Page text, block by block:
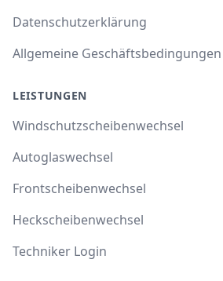
Datenschutzerklärung
Allgemeine Geschäftsbedingungen
LEISTUNGEN
Windschutzscheibenwechsel
Autoglaswechsel
Frontscheibenwechsel
Heckscheibenwechsel
Techniker Login